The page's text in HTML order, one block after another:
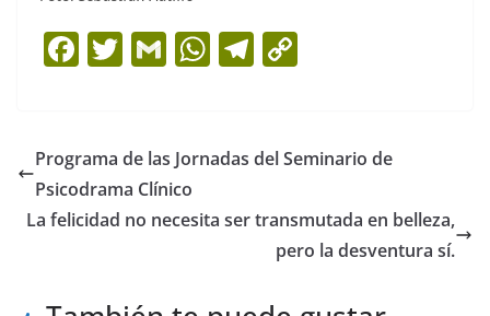
F
e
b
o
T
er
G
l
W
s
p
T
gr
m
y
n
k
Programa de las Jornadas del Seminario de
Psicodrama Clínico
La felicidad no necesita ser transmutada en belleza,
pero la desventura sí.